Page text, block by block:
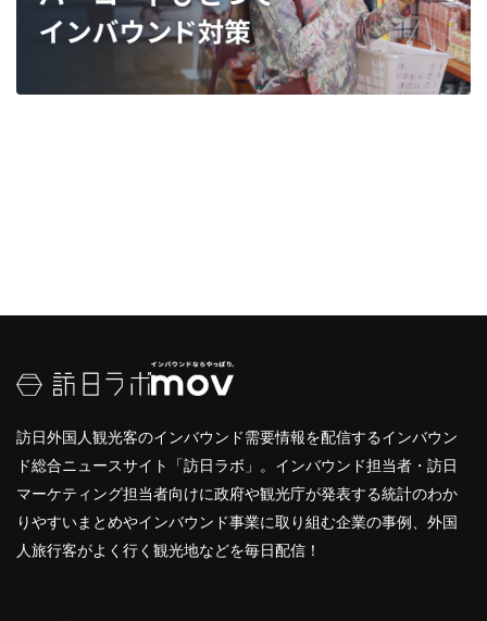
訪日外国人観光客のインバウンド需要情報を配信するインバウン
ド総合ニュースサイト「訪日ラボ」。インバウンド担当者・訪日
マーケティング担当者向けに政府や観光庁が発表する統計のわか
りやすいまとめやインバウンド事業に取り組む企業の事例、外国
人旅行客がよく行く観光地などを毎日配信！